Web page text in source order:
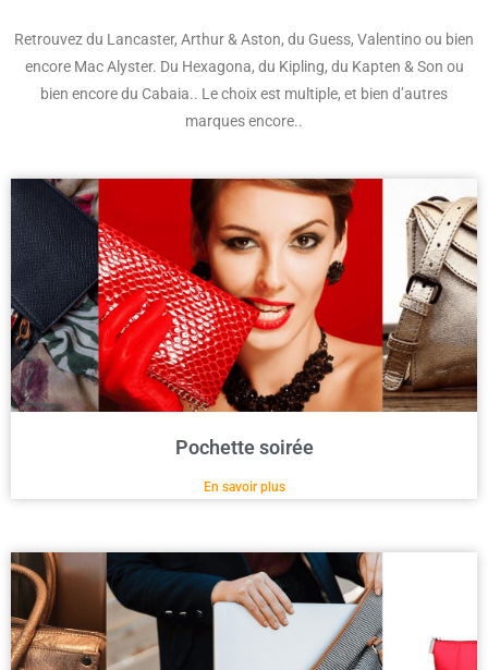
Retrouvez du Lancaster, Arthur & Aston, du Guess, Valentino ou bien
encore Mac Alyster. Du Hexagona, du Kipling, du Kapten & Son ou
bien encore du Cabaia.. Le choix est multiple, et bien d’autres
marques encore..
Pochette soirée
En savoir plus